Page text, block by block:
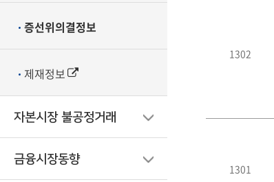
증선위의결정보
제재정보
자본시장 불공정거래
금융시장동향
1302
1301